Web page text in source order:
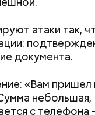
атаки так,
документа.
«Вам
небольшая,
с
без пары